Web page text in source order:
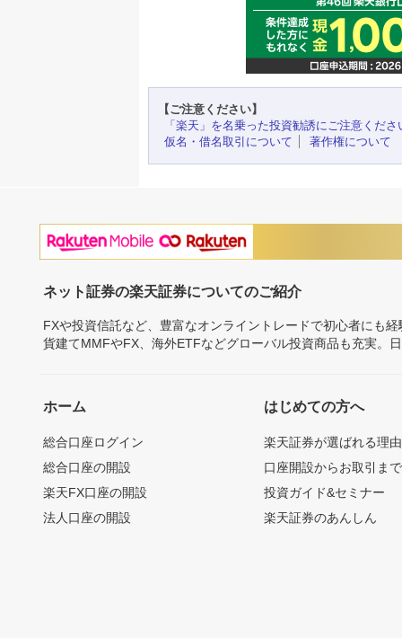
【ご注意ください】
「楽天」を名乗った投資勧誘にご注意くださ
仮名・借名取引について
著作権について
ネット証券の楽天証券についてのご紹介
FXや投資信託など、豊富なオンライントレードで初心者にも
貨建てMMFやFX、海外ETFなどグローバル投資商品も充実。
ホーム
総合口座ログイン
総合口座の開設
楽天FX口座の開設
法人口座の開設
はじめての方へ
楽天証券が選ばれる理由
口座開設からお取引ま
投資ガイド&セミナー
楽天証券のあんしん